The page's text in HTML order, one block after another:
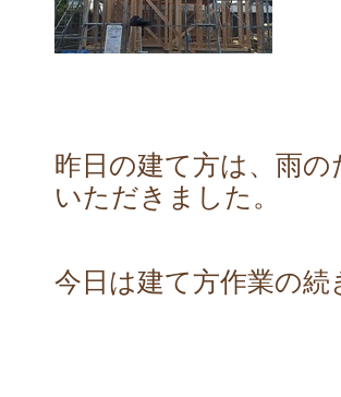
昨日の建て方は、雨
いただきました。
今日は建て方作業の続